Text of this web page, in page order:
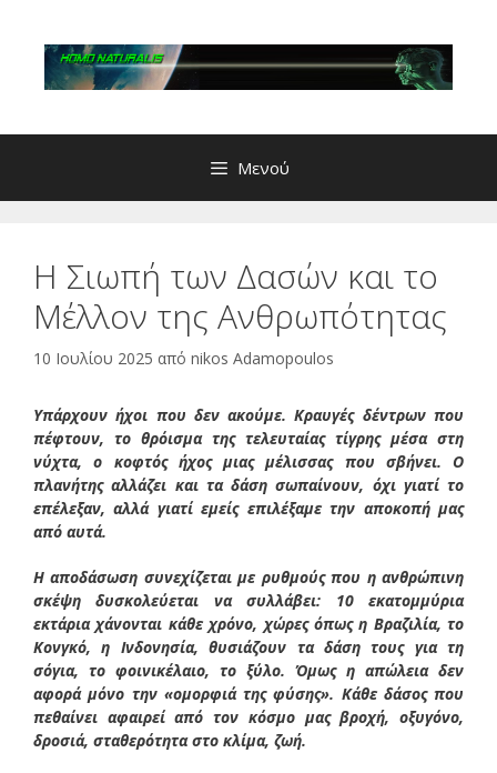
περιεχόμενο
Μενού
Η Σιωπή των Δασών και το
Μέλλον της Ανθρωπότητας
10 Ιουλίου 2025 από nikos Adamopoulos
Υπάρχουν ήχοι που δεν ακούμε. Κραυγές δέντρων που
πέφτουν, το θρόισμα της τελευταίας τίγρης μέσα στη
νύχτα, ο κοφτός ήχος μιας μέλισσας που σβήνει. Ο
πλανήτης αλλάζει και τα δάση σωπαίνουν, όχι γιατί το
επέλεξαν, αλλά γιατί εμείς επιλέξαμε την αποκοπή μας
από αυτά.
Η αποδάσωση συνεχίζεται με ρυθμούς που η ανθρώπινη
σκέψη δυσκολεύεται να συλλάβει: 10 εκατομμύρια
εκτάρια χάνονται κάθε χρόνο, χώρες όπως η Βραζιλία, το
Κονγκό, η Ινδονησία, θυσιάζουν τα δάση τους για τη
σόγια, το φοινικέλαιο, το ξύλο. Όμως η απώλεια δεν
αφορά μόνο την «ομορφιά της φύσης». Κάθε δάσος που
πεθαίνει αφαιρεί από τον κόσμο μας βροχή, οξυγόνο,
δροσιά, σταθερότητα στο κλίμα, ζωή.